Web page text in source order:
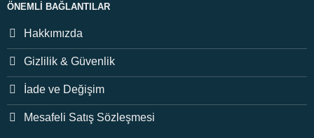
ÖNEMLI BAĞLANTILAR
Hakkımızda
Gizlilik & Güvenlik
İade ve Değişim
Mesafeli Satış Sözleşmesi